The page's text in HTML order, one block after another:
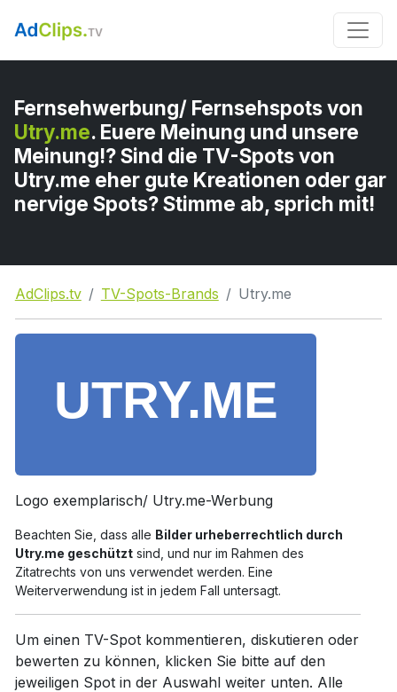
Fernsehwerbung/ Fernsehspots von
Utry.me. Euere Meinung und unsere
Meinung!? Sind die TV-Spots von
Utry.me eher gute Kreationen oder gar
nervige Spots? Stimme ab, sprich mit!
AdClips.tv TV-Spots-Brands Utry.me
Logo exemplarisch/ Utry.me-Werbung
Beachten Sie, dass alle Bilder urheberrechtlich durch
Utry.me geschütztsind, und nur im Rahmen des
Zitatrechts von uns verwendet werden. Eine
Weiterverwendung ist in jedem Fall untersagt.
Um einen TV-Spot kommentieren, diskutieren oder
bewerten zu können, klicken Sie bitte auf den
jeweiligen Spot in der Auswahl weiter unten. Alle